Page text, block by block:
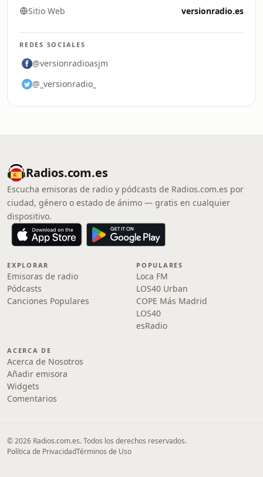
Sitio Web versionradio.es
REDES SOCIALES
@versionradioasjm
@_versionradio_
Radios.com.es
Escucha emisoras de radio y pódcasts de Radios.com.es por
ciudad, género o estado de ánimo — gratis en cualquier
dispositivo.
EXPLORAR
Emisoras de radio
Pódcasts
Canciones Populares
POPULARES
Loca FM
LOS40 Urban
COPE Más Madrid
LOS40
esRadio
ACERCA DE
Acerca de Nosotros
Añadir emisora
Widgets
Comentarios
© 2026 Radios.com.es. Todos los derechos reservados.
Política de PrivacidadTérminos de Uso